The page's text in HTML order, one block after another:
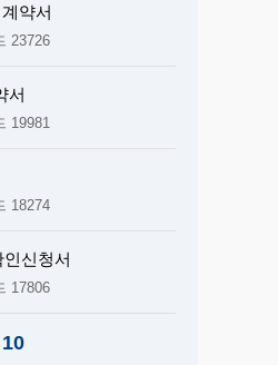
약서
23726
서
19981
18274
신청서
17806